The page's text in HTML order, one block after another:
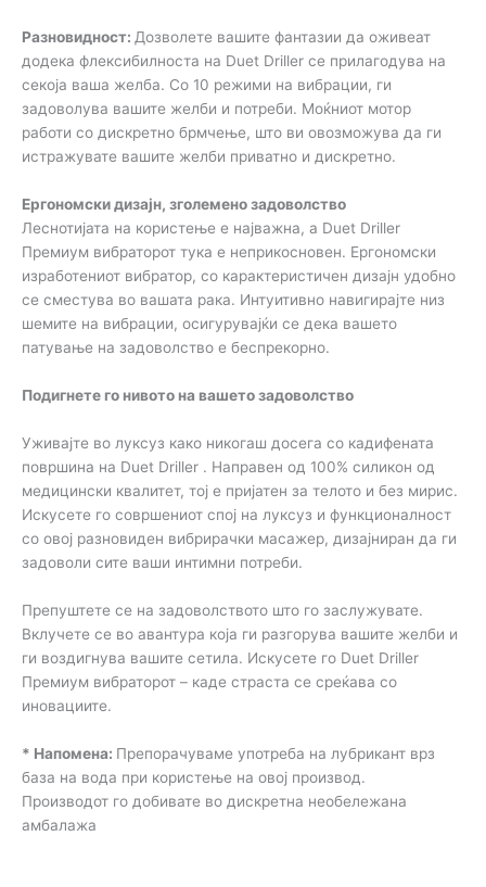
Разновидност: Дозволете вашите фантазии да оживеат
додека флексибилноста на Duet Driller се прилагодува на
секоја ваша желба. Со 10 режими на вибрации, ги
задоволува вашите желби и потреби. Моќниот мотор
работи со дискретно брмчење, што ви овозможува да ги
истражувате вашите желби приватно и дискретно.
Ергономски дизајн, зголемено задоволство
Леснотијата на користење е најважна, а Duet Driller
Премиум вибраторот тука е неприкосновен. Ергономски
изработениот вибратор, со карактеристичен дизајн удобно
се сместува во вашата рака. Интуитивно навигирајте низ
шемите на вибрации, осигурувајќи се дека вашето
патување на задоволство е беспрекорно.
Подигнете го нивото на вашето задоволство
Уживајте во луксуз како никогаш досега со кадифената
површина на Duet Driller . Направен од 100% силикон од
медицински квалитет, тој е пријатен за телото и без мирис.
Искусете го совршениот спој на луксуз и функционалност
со овој разновиден вибрирачки масажер, дизајниран да ги
задоволи сите ваши интимни потреби.
Препуштете се на задоволството што го заслужувате.
Вклучете се во авантура која ги разгорува вашите желби и
ги воздигнува вашите сетила. Искусете го Duet Driller
Премиум вибраторот – каде страста се среќава со
иновациите.
* Напомена: Препорачуваме употреба на лубрикант врз
база на вода при користење на овој производ.
Производот го добивате во дискретна необележана
амбалажа